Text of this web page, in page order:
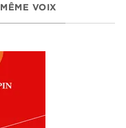
MÊME VOIX